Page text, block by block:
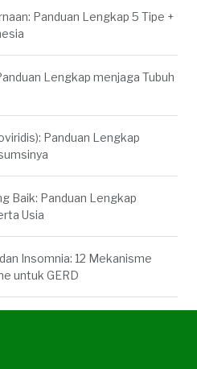
Panduan Lengkap 5 Tipe +
Lengkap menjaga Tubuh
Panduan Lengkap
Baik: Panduan Lengkap
Usia
Insomnia: 12 Mekanisme
untuk GERD